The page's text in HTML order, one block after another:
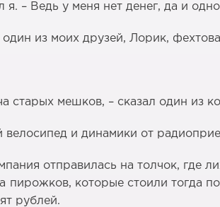
я. – Ведь у меня нет денег, да и
один из моих друзей, Лорик,
старых мешков, – сказал один из
велосипед и динамики от
отправилась на толчок, где
пирожков, которые стоили тогда
рублей.